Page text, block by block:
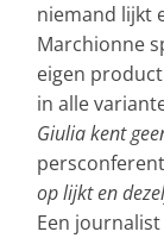
niemand lijkt
Marchionne
eigen
in alle
Giulia kent
op lijkt en
Een